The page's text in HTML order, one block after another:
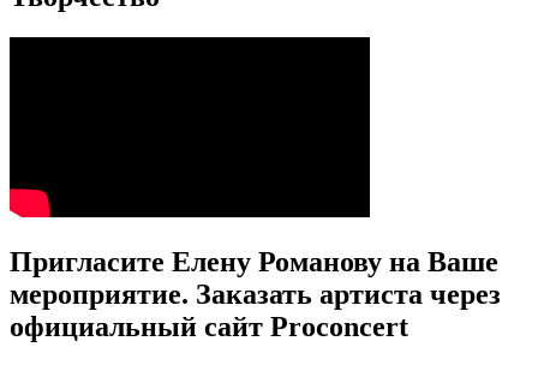
Пригласите Елену Романову на Ваше
мероприятие. Заказать артиста через
официальный сайт Proconcert